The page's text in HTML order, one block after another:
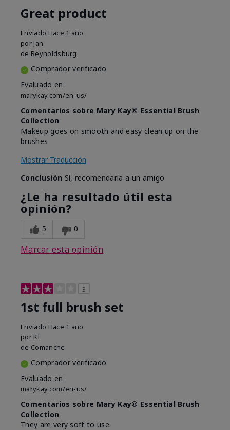
Great product
Enviado Hace 1 año
por Jan
de Reynoldsburg
Comprador verificado
Evaluado en
marykay.com/en-us/
Comentarios sobre Mary Kay® Essential Brush
Collection
Makeup goes on smooth and easy clean up on the
brushes
Mostrar Traducción
Conclusión Sí, recomendaría a un amigo
¿Le ha resultado útil esta
opinión?
5 0
Marcar esta opinión
3
1st full brush set
Enviado Hace 1 año
por Kl
de Comanche
Comprador verificado
Evaluado en
marykay.com/en-us/
Comentarios sobre Mary Kay® Essential Brush
Collection
They are very soft to use.